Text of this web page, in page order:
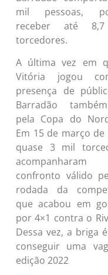
mil pessoas,
receber até
torcedores.
A última vez em
Vitória jogou
presença de
Barradão
pela Copa do
Em 15 de março de
quase 3 mil
confronto válido
rodada da
que acabou em
por 4×1 contra o
Dessa vez, a briga
conseguir uma
edição 2022